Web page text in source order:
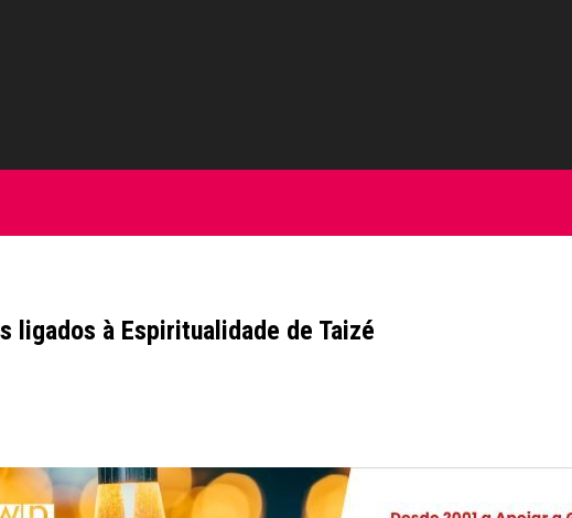
ligados à Espiritualidade de Taizé